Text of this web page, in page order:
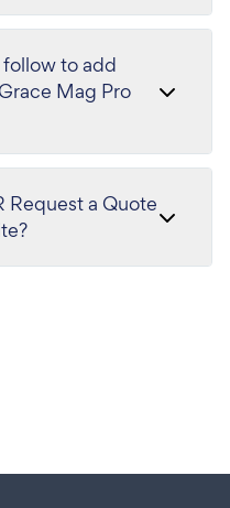
to add
Mag Pro
Request a Quote